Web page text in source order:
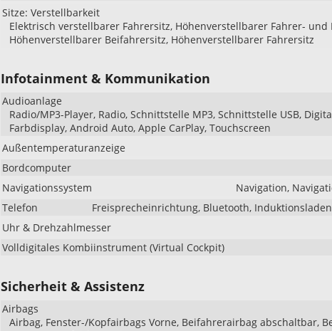
Sitze: Verstellbarkeit
Elektrisch verstellbarer Fahrersitz, Höhenverstellbarer Fahrer- und
Höhenverstellbarer Beifahrersitz, Höhenverstellbarer Fahrersitz
Infotainment & Kommunikation
Audioanlage
Radio/MP3-Player, Radio, Schnittstelle MP3, Schnittstelle USB,
Farbdisplay, Android Auto, Apple CarPlay, Touchscreen
Außentemperaturanzeige
Bordcomputer
Navigationssystem
Navigation,
Telefon
Freisprecheinrichtung, Bluetooth,
Uhr & Drehzahlmesser
Volldigitales Kombiinstrument (Virtual Cockpit)
Sicherheit & Assistenz
Airbags
Airbag, Fenster-/Kopfairbags Vorne, Beifahrerairbag abschaltbar,